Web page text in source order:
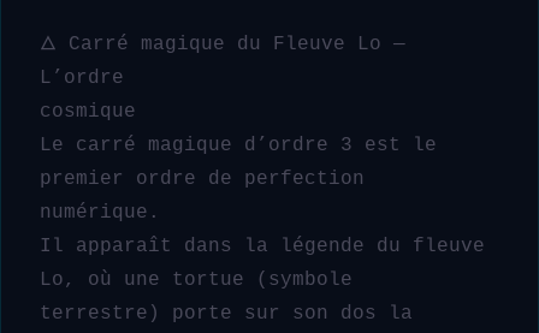
🜂 Carré magique du Fleuve Lo —
L’ordre
cosmique
Le carré magique d’ordre 3 est le
premier ordre de perfection
numérique.
Il apparaît dans la légende du fleuve
Lo, où une tortue (symbole
terrestre) porte sur son dos la